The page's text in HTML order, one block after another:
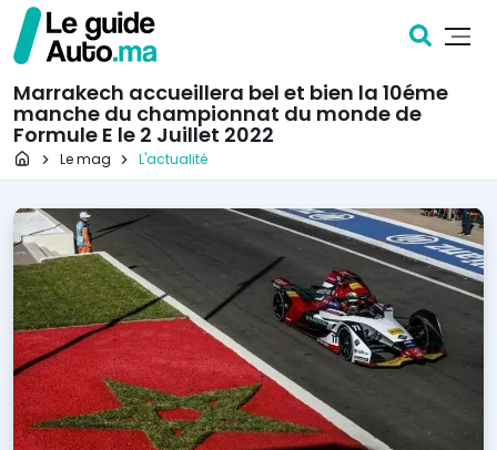
Marrakech accueillera bel et bien la 10éme
manche du championnat du monde de
Formule E le 2 Juillet 2022
Page d'accueil
Le mag L'actualité